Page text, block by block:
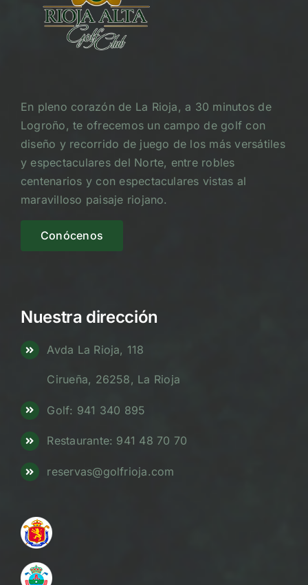
En pleno corazón de La Rioja, a 30 minutos de
Logroño, te ofrecemos un campo de golf con
diseño y recorrido de juego de los más versátiles
y espectaculares del Norte, entre robles
centenarios y con espectaculares vistas al
maravilloso paisaje riojano.
Conócenos
Nuestra dirección
Avda La Rioja, 118
Cirueña, 26258, La Rioja
Golf: 941 340 895
Restaurante: 941 48 70 70
reservas@golfrioja.com